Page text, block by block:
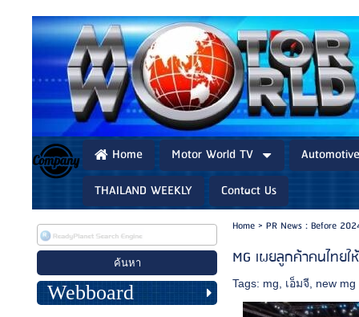
Home Motor World TV
THAILAND WEEKLY
Contact Us
Webboard
Home> PR News : Before
MG เผยลูกค้าคนไทย
Tags: mg เอ็มจี new mg